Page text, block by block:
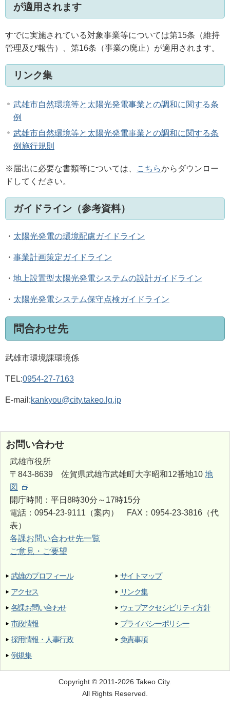
が適用されます
すでに実施されている対象事業等については第15条（維持
管理及び報告）、第16条（事業の廃止）が適用されます。
リンク集
武雄市自然環境等と太陽光発電事業との調和に関する条
例
武雄市自然環境等と太陽光発電事業との調和に関する条
例施行規則
※届出に必要な書類等については、 こちらからダウンロー
ドしてください。
ガイドライン（参考資料）
・ 太陽光発電の環境配慮ガイドライン
・ 事業計画策定ガイドライン
・ 地上設置型太陽光発電システムの設計ガイドライン
・ 太陽光発電システム保守点検ガイドライン
問合わせ先
武雄市環境課環境係
TEL:0954-27-7163
E-mail:kankyou@city.takeo.lg.jp
お問い合わせ
武雄市役所
〒843-8639 佐賀県武雄市武雄町大字昭和12番地10 地
図
開庁時間：平日8時30分～17時15分
電話：0954-23-9111（案内） FAX：0954-23-3816（代
表）
各課お問い合わせ先一覧
ご意見・ご要望
武雄のプロフィール
アクセス
各課お問い合わせ
市政情報
採用情報・人事行政
例規集
サイトマップ
リンク集
ウェブアクセシビリティ方針
プライバシーポリシー
免責事項
Copyright © 2011-2026 Takeo City.
All Rights Reserved.